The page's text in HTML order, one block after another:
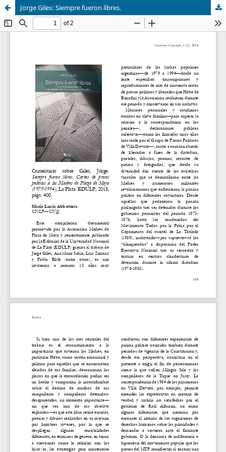
Jorge Giles: Siempre fueron libres.